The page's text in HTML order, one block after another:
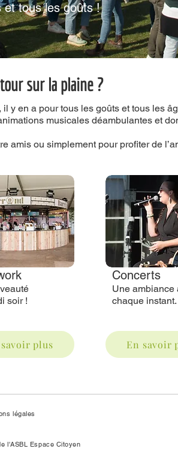
et tous les goûts !
sur la plaine ?
il y en a pour tous les goûts et tous les
musicales déambulantes et
amis ou simplement pour profiter de
soir !
plus
Concerts
Une ambiance
chaque instant.
En savoir
légales
l'ASBL Espace Citoyen